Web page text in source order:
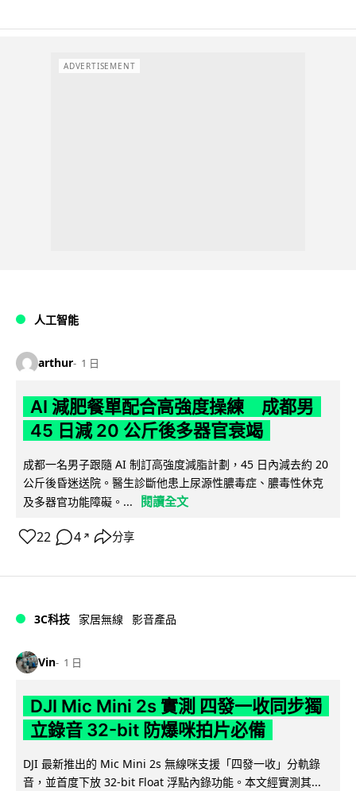
ADVERTISEMENT
人工智能
arthur 1 日
AI 減肥餐單配合高強度操練 成都男
45 日減 20 公斤後多器官衰竭
成都一名男子跟隨 AI 制訂高強度減脂計劃，45 日內減去約 20
公斤後昏迷送院。醫生診斷他患上尿源性膿毒症、膿毒性休克
及多器官功能障礙。...
閱讀全文
22 4 ↗ 分享
3C科技 家居無線 影音產品
Vin 1 日
DJI Mic Mini 2s 實測 四發一收同步獨
立錄音 32-bit 防爆咪拍片必備
DJI 最新推出的 Mic Mini 2s 無線咪支援「四發一收」分軌錄
音，並首度下放 32-bit Float 浮點內錄功能。本文經實測其...